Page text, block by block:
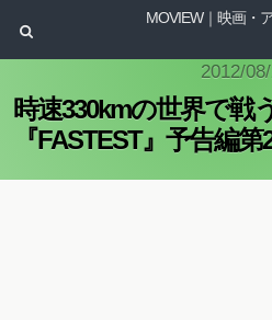
MOVIEW｜映画・
2012/
時速330kmの世界で戦
『FASTEST』予告編